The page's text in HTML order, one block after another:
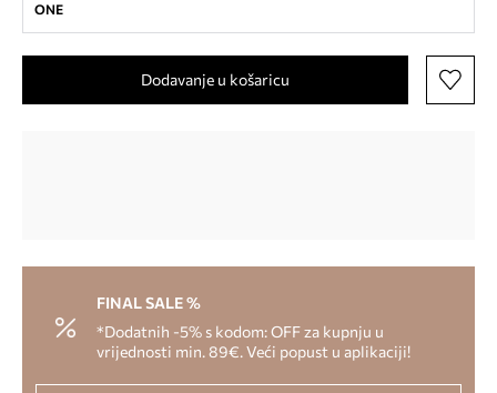
ONE
Dodavanje u košaricu
FINAL SALE %
*Dodatnih -5% s kodom: OFF za kupnju u
vrijednosti min. 89€. Veći popust u aplikaciji!